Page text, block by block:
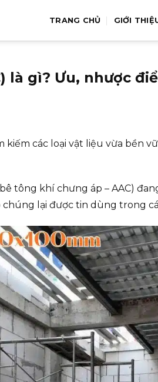
TRANG CHỦ GIỚI
là gì? Ưu, nhược
kiếm các loại vật liệu vừa bền
tông khí chưng áp – AAC)
chúng lại được tin dùng trong